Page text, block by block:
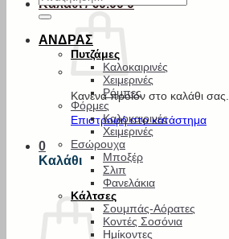
Καλάθι /€0.00 0
Κανένα προϊόν στο καλάθι σας.
Επιστροφή στο κατάστημα
0
Καλάθι
για:
ΑΝΔΡΑΣ
Πυτζάμες
Καλοκαιρινές
Χειμερινές
Ρόμπες
Φόρμες
Καλοκαιρινές
Χειμερινές
Εσώρουχα
Μποξέρ
Σλιπ
Φανελάκια
Κάλτσες
Σουμπάς-Αόρατες
Κοντές Σοσόνια
Ημίκοντες